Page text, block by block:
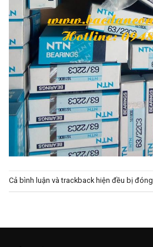
Cả bình luận và trackback hiện đều bị đóng.